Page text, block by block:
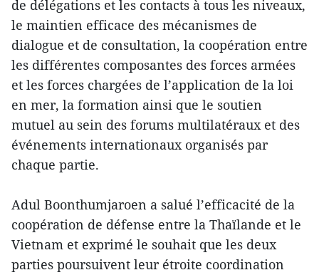
de délégations et les contacts à tous les niveaux,
le maintien efficace des mécanismes de
dialogue et de consultation, la coopération entre
les différentes composantes des forces armées
et les forces chargées de l’application de la loi
en mer, la formation ainsi que le soutien
mutuel au sein des forums multilatéraux et des
événements internationaux organisés par
chaque partie.
Adul Boonthumjaroen a salué l’efficacité de la
coopération de défense entre la Thaïlande et le
Vietnam et exprimé le souhait que les deux
parties poursuivent leur étroite coordination